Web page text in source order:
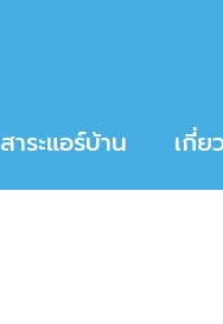
สาระแอร์บ้าน เกี่ย